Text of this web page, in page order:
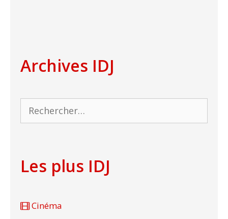
Archives IDJ
Rechercher :
Les plus IDJ
Cinéma